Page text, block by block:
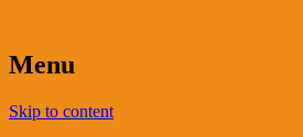
Menu
Skip to content